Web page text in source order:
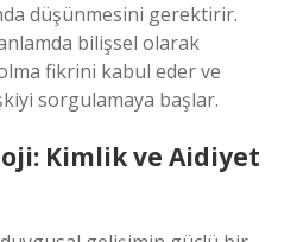
düşünmesini gerektirir.
bilişsel olarak
fikrini kabul eder ve
sorgulamaya başlar.
Kimlik ve Aidiyet